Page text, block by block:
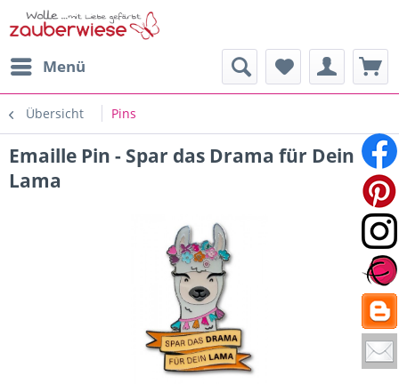
Menü
Übersicht Pins
Emaille Pin - Spar das Drama für Dein
Lama